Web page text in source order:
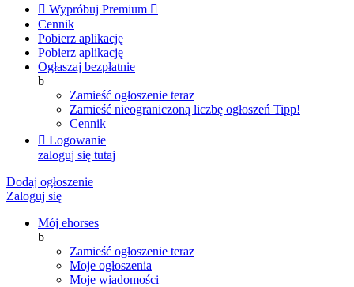
 Wypróbuj Premium 
Cennik
Pobierz aplikację
Pobierz aplikację
Ogłaszaj bezpłatnie
b
Zamieść ogłoszenie teraz
Zamieść nieograniczoną liczbę ogłoszeń Tipp!
Cennik
 Logowanie
zaloguj się tutaj
Dodaj ogłoszenie
Zaloguj się
Mój ehorses
b
Zamieść ogłoszenie teraz
Moje ogłoszenia
Moje wiadomości